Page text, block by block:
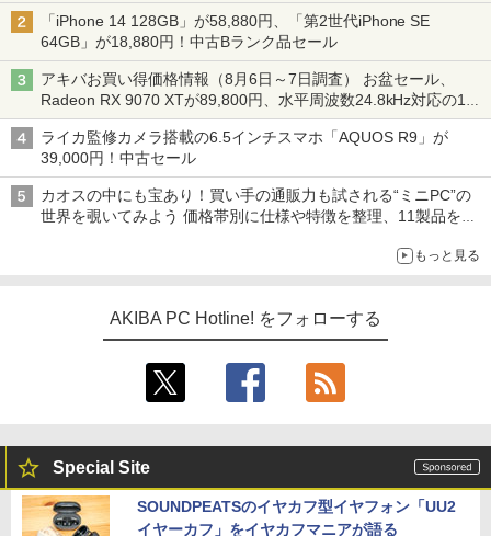
「iPhone 14 128GB」が58,880円、「第2世代iPhone SE
64GB」が18,880円！中古Bランク品セール
アキバお買い得価格情報（8月6日～7日調査） お盆セール、
Radeon RX 9070 XTが89,800円、水平周波数24.8kHz対応の17
型モニターが9,801円、暑さ指数連動セール ほか
ライカ監修カメラ搭載の6.5インチスマホ「AQUOS R9」が
39,000円！中古セール
カオスの中にも宝あり！買い手の通販力も試される“ミニPC”の
世界を覗いてみよう 価格帯別に仕様や特徴を整理、11製品をピ
もっと見る
AKIBA PC Hotline! をフォローする
Special Site
SOUNDPEATSのイヤカフ型イヤフォン「UU2
イヤーカフ」をイヤカフマニアが語る